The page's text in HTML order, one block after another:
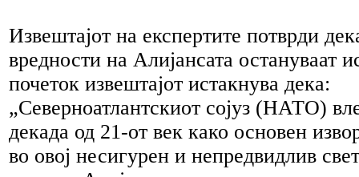
Извештајот на експертите потврди
вредности на Алијансата остануваат
почеток извештајот истакнува дека:
„Северноатлантскиот сојуз (НАТО)
декада од 21-от век како основен
во овој несигурен и непредвидлив